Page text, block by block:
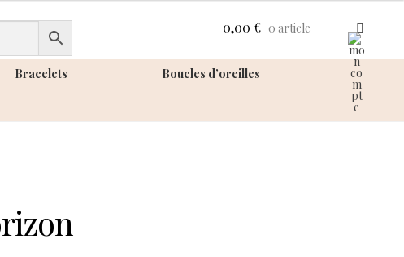
Bracelets Boucles d’oreilles
0,00 € 0 article